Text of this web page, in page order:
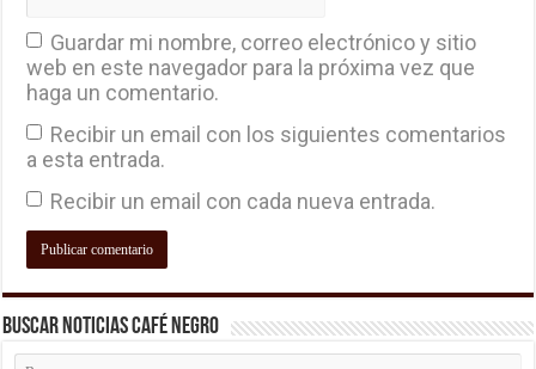
Guardar mi nombre, correo electrónico y sitio
web en este navegador para la próxima vez que
haga un comentario.
Recibir un email con los siguientes comentarios
a esta entrada.
Recibir un email con cada nueva entrada.
Buscar Noticias Café Negro